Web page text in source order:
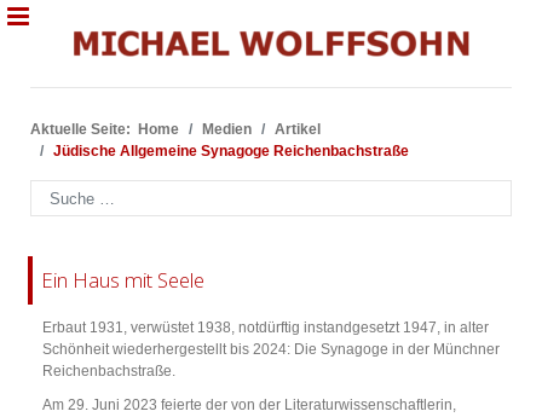
Aktuelle Seite: Home Medien
Artikel
Jüdische Allgemeine Synagoge Reichenbachstraße
Suchen
Ein Haus mit Seele
Erbaut 1931, verwüstet 1938, notdürftig instandgesetzt 1947, in alter
Schönheit wiederhergestellt bis 2024: Die Synagoge in der Münchner
Reichenbachstraße.
Am 29. Juni 2023 feierte der von der Literaturwissenschaftlerin,